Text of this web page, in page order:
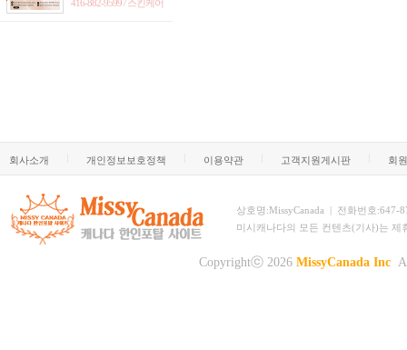
416-882-9599 /스킨케어
회사소개 개인정보보호정책 이용약관 고객지원게시판 회
상호명:MissyCanada | 전화번호:647-
미시캐나다의 모든 컨텐츠(기사)는
Copyrightⓒ 2026 MissyCanada Inc